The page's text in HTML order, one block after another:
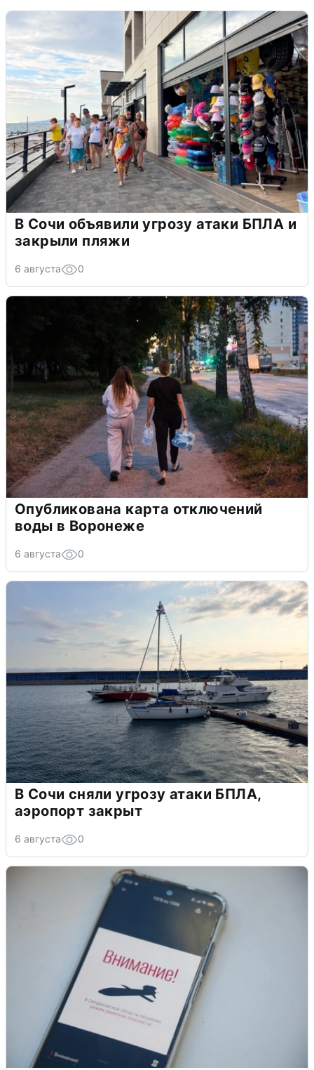
В Сочи объявили угрозу атаки БПЛА и
закрыли пляжи
6 августа 0
Опубликована карта отключений
воды в Воронеже
6 августа 0
В Сочи сняли угрозу атаки БПЛА,
аэропорт закрыт
6 августа 0